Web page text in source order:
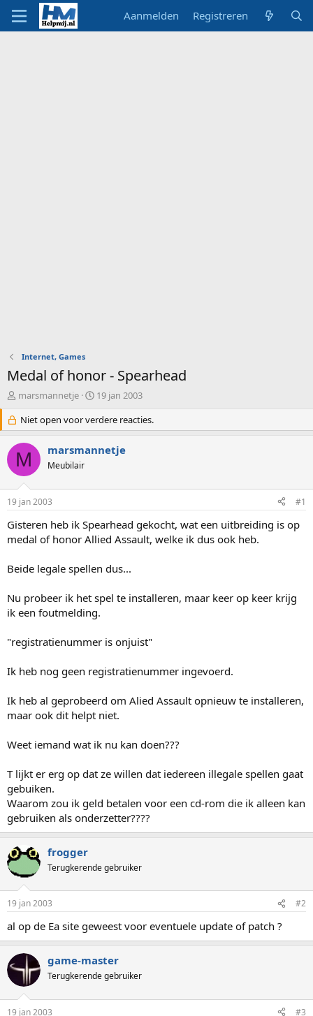
Aanmelden Registreren
Internet, Games
Medal of honor - Spearhead
O
d
e
r
w
e
p
s
t
a
r
e
marsmannetje
S
a
r
d
m
19 jan 2003
Niet open voor verdere reacties.
M marsmannetje
Meubilair
19 jan 2003 #1
Gisteren heb ik Spearhead gekocht, wat een uitbreiding is op
medal of honor Allied Assault, welke ik dus ook heb.
Beide legale spellen dus...
Nu probeer ik het spel te installeren, maar keer op keer krijg
ik een foutmelding.
"registratienummer is onjuist"
Ik heb nog geen registratienummer ingevoerd.
Ik heb al geprobeerd om Alied Assault opnieuw te installeren,
maar ook dit helpt niet.
Weet iemand wat ik nu kan doen???
T lijkt er erg op dat ze willen dat iedereen illegale spellen gaat
gebuiken.
Waarom zou ik geld betalen voor een cd-rom die ik alleen kan
gebruiken als onderzetter????
frogger
Terugkerende gebruiker
19 jan 2003 #2
al op de Ea site geweest voor eventuele update of patch ?
game-master
Terugkerende gebruiker
19 jan 2003 #3